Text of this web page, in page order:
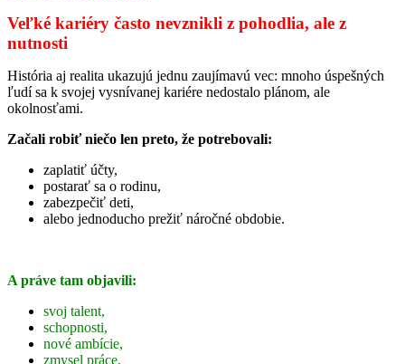
Veľké kariéry často nevznikli z pohodlia, ale z
nutnosti
História aj realita ukazujú jednu zaujímavú vec: mnoho úspešných
ľudí sa k svojej vysnívanej kariére nedostalo plánom, ale
okolnosťami.
Začali robiť niečo len preto, že potrebovali:
zaplatiť účty,
postarať sa o rodinu,
zabezpečiť deti,
alebo jednoducho prežiť náročné obdobie.
A práve tam objavili:
svoj talent,
schopnosti,
nové ambície,
zmysel práce,